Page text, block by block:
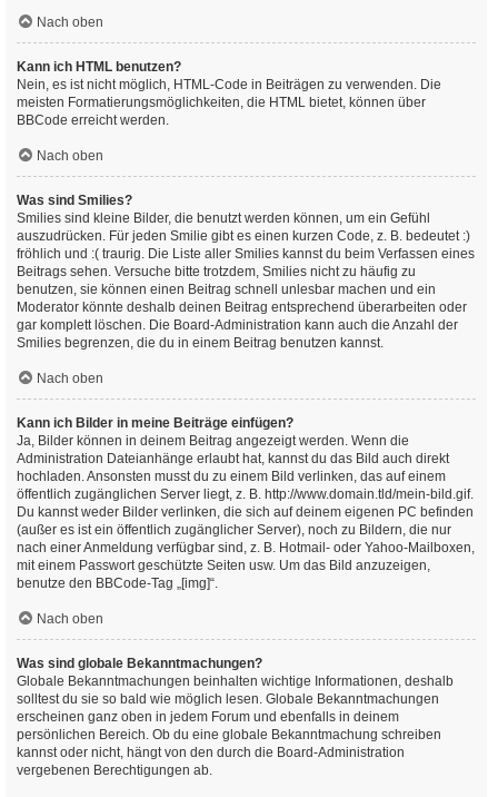
Nach oben
Kann ich HTML benutzen?
Nein, es ist nicht möglich, HTML-Code in Beiträgen zu verwenden. Die
meisten Formatierungsmöglichkeiten, die HTML bietet, können über
BBCode erreicht werden.
Nach oben
Was sind Smilies?
Smilies sind kleine Bilder, die benutzt werden können, um ein Gefühl
auszudrücken. Für jeden Smilie gibt es einen kurzen Code, z. B. bedeutet :)
fröhlich und :( traurig. Die Liste aller Smilies kannst du beim Verfassen eines
Beitrags sehen. Versuche bitte trotzdem, Smilies nicht zu häufig zu
benutzen, sie können einen Beitrag schnell unlesbar machen und ein
Moderator könnte deshalb deinen Beitrag entsprechend überarbeiten oder
gar komplett löschen. Die Board-Administration kann auch die Anzahl der
Smilies begrenzen, die du in einem Beitrag benutzen kannst.
Nach oben
Kann ich Bilder in meine Beiträge einfügen?
Ja, Bilder können in deinem Beitrag angezeigt werden. Wenn die
Administration Dateianhänge erlaubt hat, kannst du das Bild auch direkt
hochladen. Ansonsten musst du zu einem Bild verlinken, das auf einem
öffentlich zugänglichen Server liegt, z. B. http://www.domain.tld/mein-bild.gif.
Du kannst weder Bilder verlinken, die sich auf deinem eigenen PC befinden
(außer es ist ein öffentlich zugänglicher Server), noch zu Bildern, die nur
nach einer Anmeldung verfügbar sind, z. B. Hotmail- oder Yahoo-Mailboxen,
mit einem Passwort geschützte Seiten usw. Um das Bild anzuzeigen,
benutze den BBCode-Tag „[img]“.
Nach oben
Was sind globale Bekanntmachungen?
Globale Bekanntmachungen beinhalten wichtige Informationen, deshalb
solltest du sie so bald wie möglich lesen. Globale Bekanntmachungen
erscheinen ganz oben in jedem Forum und ebenfalls in deinem
persönlichen Bereich. Ob du eine globale Bekanntmachung schreiben
kannst oder nicht, hängt von den durch die Board-Administration
vergebenen Berechtigungen ab.